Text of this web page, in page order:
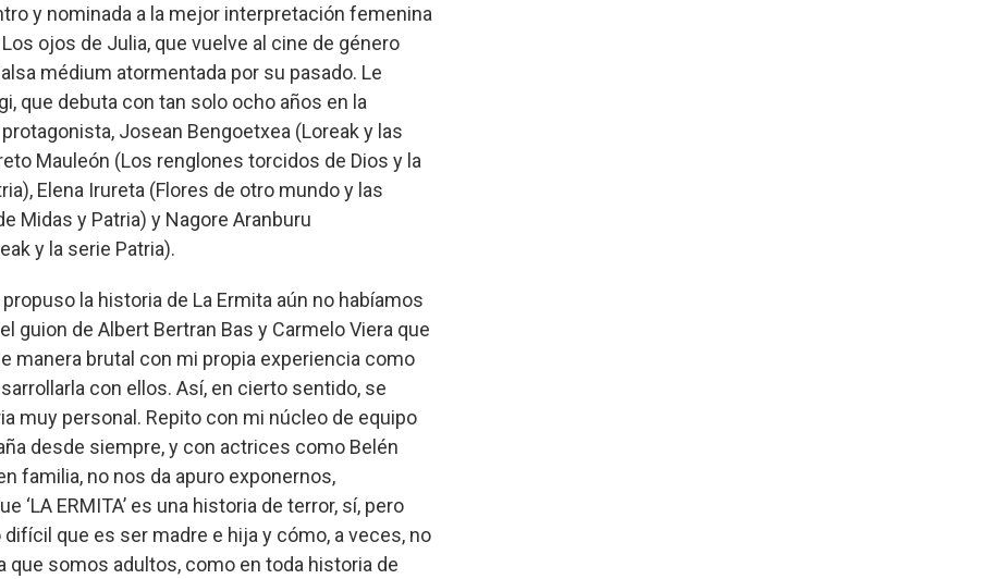
y nominada a la mejor interpretación femenina
ojos de Julia, que vuelve al cine de género
médium atormentada por su pasado. Le
que debuta con tan solo ocho años en la
Josean Bengoetxea (Loreak y las
Mauleón (Los renglones torcidos de Dios y la
Elena Irureta (Flores de otro mundo y las
Midas y Patria) y Nagore Aranburu
y la serie Patria).
la historia de La Ermita aún no habíamos
guion de Albert Bertran Bas y Carmelo Viera que
manera brutal con mi propia experiencia como
con ellos. Así, en cierto sentido, se
muy personal. Repito con mi núcleo de equipo
desde siempre, y con actrices como Belén
familia, no nos da apuro exponernos,
‘LA ERMITA’ es una historia de terror, sí, pero
que es ser madre e hija y cómo, a veces, no
que somos adultos, como en toda historia de